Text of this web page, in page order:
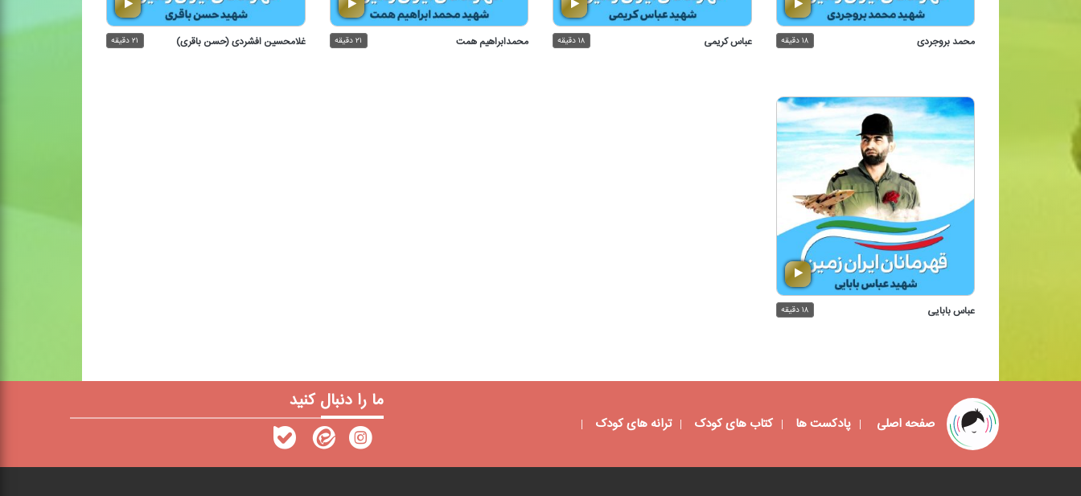
محمد بروجردی ۱۸ دقیقه عباس كریمی ۱۸ دقیقه محمدابراهیم همت ۲۱ دقیقه غلامحسین افشردی (حسن باقری) ۲۱ دقیقه
عباس بابایی ۱۸ دقیقه
صفحه اصلی پادکست ها کتاب های کودک ترانه های کودک
ما را دنبال کنید